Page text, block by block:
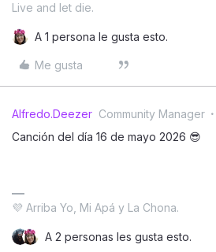
Live and let die.
A 1 persona le gusta esto.
Me gusta
Alfredo.Deezer Community Manager
Canción del día 16 de mayo 2026 😎
💜 Arriba Yo, Mi Apá y La Chona.
A 2 personas les gusta esto.